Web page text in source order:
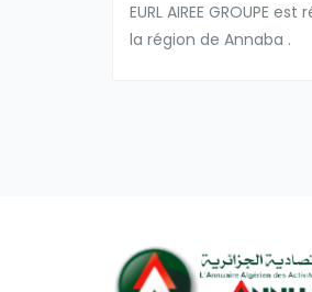
EURL AIREE GROUPE
la région de Annaba .